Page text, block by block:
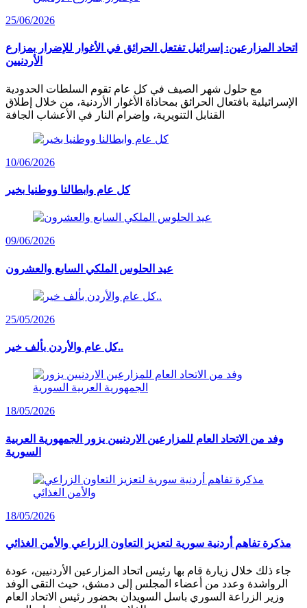
25/06/2026
اتحاد المزارعين: إسرائيل تفتعل الحرائق في الأغوار للإضرار بمزارع
الأردنيين
مع حلول شهر الصيف في كل عام تقوم السلطات الحدودية
الإسرائيلية بافتعال الحرائق بمحاذاة الأغوار الأردنية، من خلال إطلاق
القنابل التنويرية، وإضرام النار في الأعشاب الجافة
10/06/2026
كل عام وابطالنا ووطنيا بخير
09/06/2026
عيد الحلوس الملكي السابع والعشرون
25/05/2026
كل عام والأردن بألف خير..
18/05/2026
وفد من الاتحاد العام للمزارعين الاردنيين يزور الجمهورية العربية
السورية
18/05/2026
مذكرة تفاهم أردنية سورية لتعزيز التعاون الزراعي والأمن الغذائي
جاء ذلك خلال زيارة قام بها رئيس اتحاد المزارعين الأردنيين، عودة
الرواشدة وعدد من أعضاء المجلس إلى دمشق، حيث التقى الوفد
وزير الزراعة السوري باسل السويدان بحضور رئيس الاتحاد العام